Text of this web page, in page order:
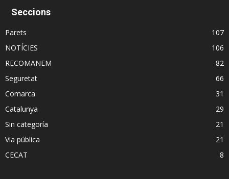
Seccions
Parets
107
NOTÍCIES
106
RECOMANEM
82
Seguretat
66
Comarca
31
Catalunya
29
Sin categoría
21
Via pública
21
CECAT
8